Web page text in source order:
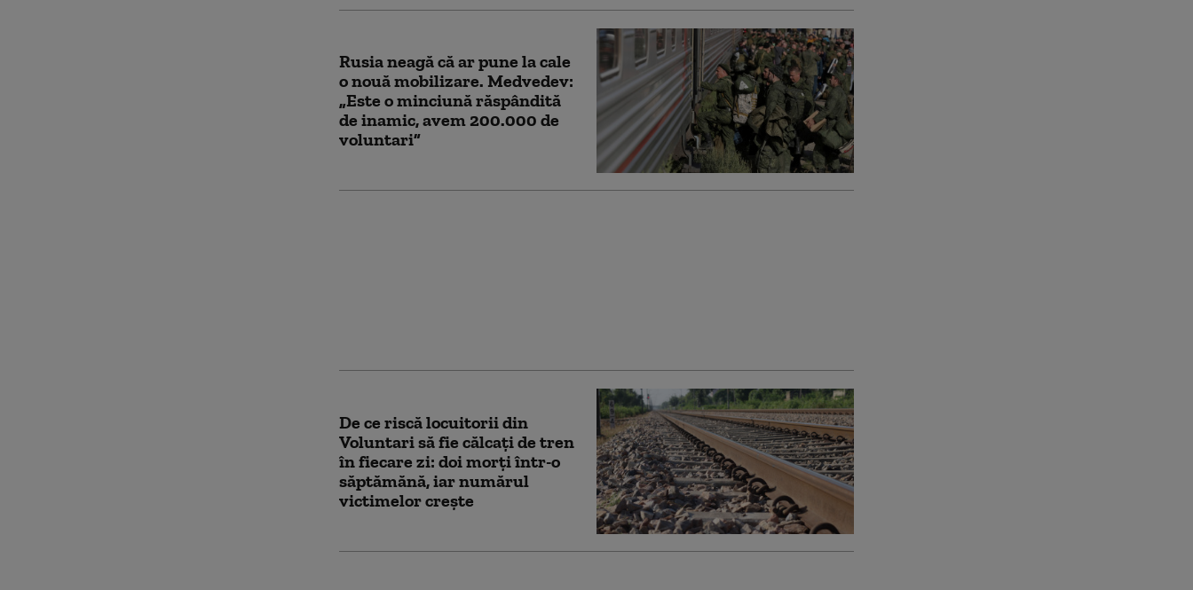
Rusia neagă că ar pune la cale
o nouă mobilizare. Medvedev:
„Este o minciună răspândită
de inamic, avem 200.000 de
voluntari”
De ce riscă locuitorii din
Voluntari să fie călcați de tren
în fiecare zi: doi morți într-o
săptămănă, iar numărul
victimelor crește